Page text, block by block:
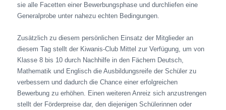
sie alle Facetten einer Bewerbungsphase und durchliefen eine
Generalprobe unter nahezu echten Bedingungen.
Zusätzlich zu diesem persönlichen Einsatz der Mitglieder an
diesem Tag stellt der Kiwanis-Club Mittel zur Verfügung, um von
Klasse 8 bis 10 durch Nachhilfe in den Fächern Deutsch,
Mathematik und Englisch die Ausbildungsreife der Schüler zu
verbessern und dadurch die Chance einer erfolgreichen
Bewerbung zu erhöhen. Einen weiteren Anreiz sich anzustrengen
stellt der Förderpreise dar, den diejenigen Schülerinnen oder